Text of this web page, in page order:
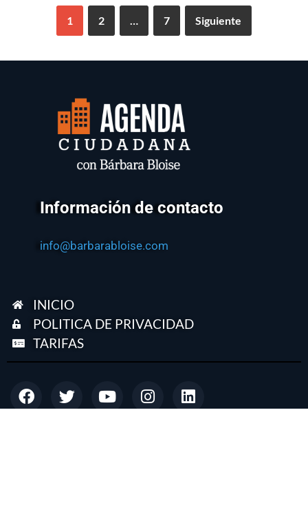
1 2 … 7 Siguiente
Información de contacto
info@barbarabloise.com
INICIO
POLITICA DE PRIVACIDAD
TARIFAS